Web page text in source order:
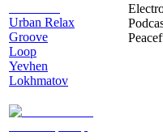
Urban Relax
Groove
Loop
Yevhen
Lokhmatov